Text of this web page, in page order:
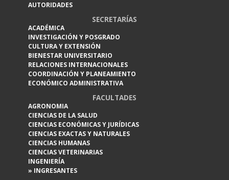
AUTORIDADES
SECRETARÍAS
ACADÉMICA
INVESTIGACIÓN Y POSGRADO
CULTURA Y EXTENSIÓN
BIENESTAR UNIVERSITARIO
RELACIONES INTERNACIONALES
COORDINACIÓN Y PLANEAMIENTO
ECONÓMICO ADMINISTRATIVA
FACULTADES
AGRONOMIA
CIENCIAS DE LA SALUD
CIENCIAS ECONÓMICAS Y JURÍDICAS
CIENCIAS EXACTAS Y NATURALES
CIENCIAS HUMANAS
CIENCIAS VETERINARIAS
INGENIERÍA
» INGRESANTES